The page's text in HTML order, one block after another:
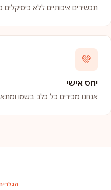
תכשירים איכותיים ללא כימיקלים
💚
יחס אישי
אנחנו מכירים כל כלב בשמו